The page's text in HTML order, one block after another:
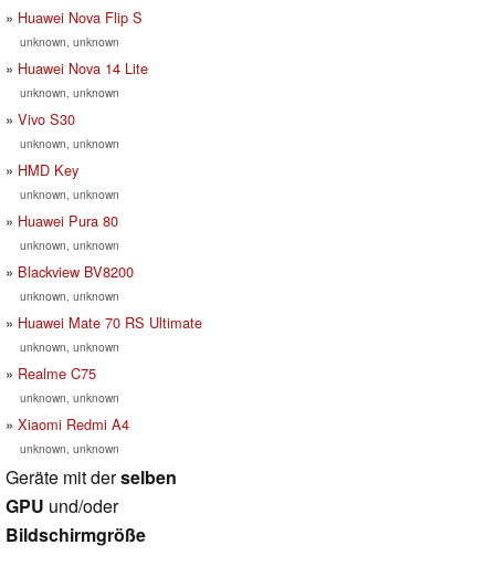
Huawei Nova Flip S
unknown, unknown
Huawei Nova 14 Lite
unknown, unknown
Vivo S30
unknown, unknown
HMD Key
unknown, unknown
Huawei Pura 80
unknown, unknown
Blackview BV8200
unknown, unknown
Huawei Mate 70 RS Ultimate
unknown, unknown
Realme C75
unknown, unknown
Xiaomi Redmi A4
unknown, unknown
Geräte mit derselben
GPU und/oder
Bildschirmgröße